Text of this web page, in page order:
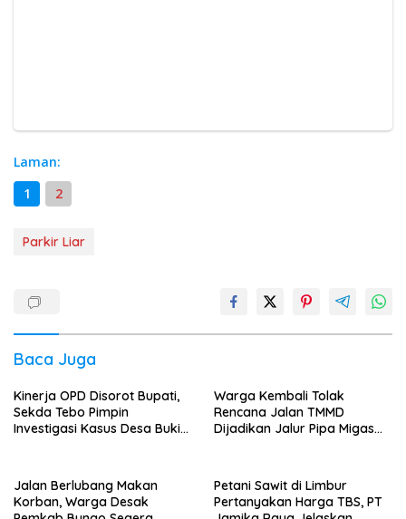
Laman:
1
2
Parkir Liar
Baca Juga
Kinerja OPD Disorot Bupati,
Sekda Tebo Pimpin
Investigasi Kasus Desa Bukit
Warga Kembali Tolak
Rencana Jalan TMMD
Dijadikan Jalur Pipa Migas
Jalan Berlubang Makan
Korban, Warga Desak
Petani Sawit di Limbur
Pertanyakan Harga TBS, PT